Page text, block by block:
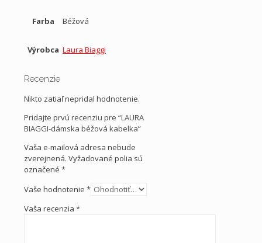
Farba Béžová
Výrobca Laura Biaggi
Recenzie
Nikto zatiaľ nepridal hodnotenie.
Pridajte prvú recenziu pre “LAURA
BIAGGI-dámska béžová kabelka”
Vaša e-mailová adresa nebude
zverejnená. Vyžadované polia sú
označené *
Vaše hodnotenie *
Vaša recenzia *